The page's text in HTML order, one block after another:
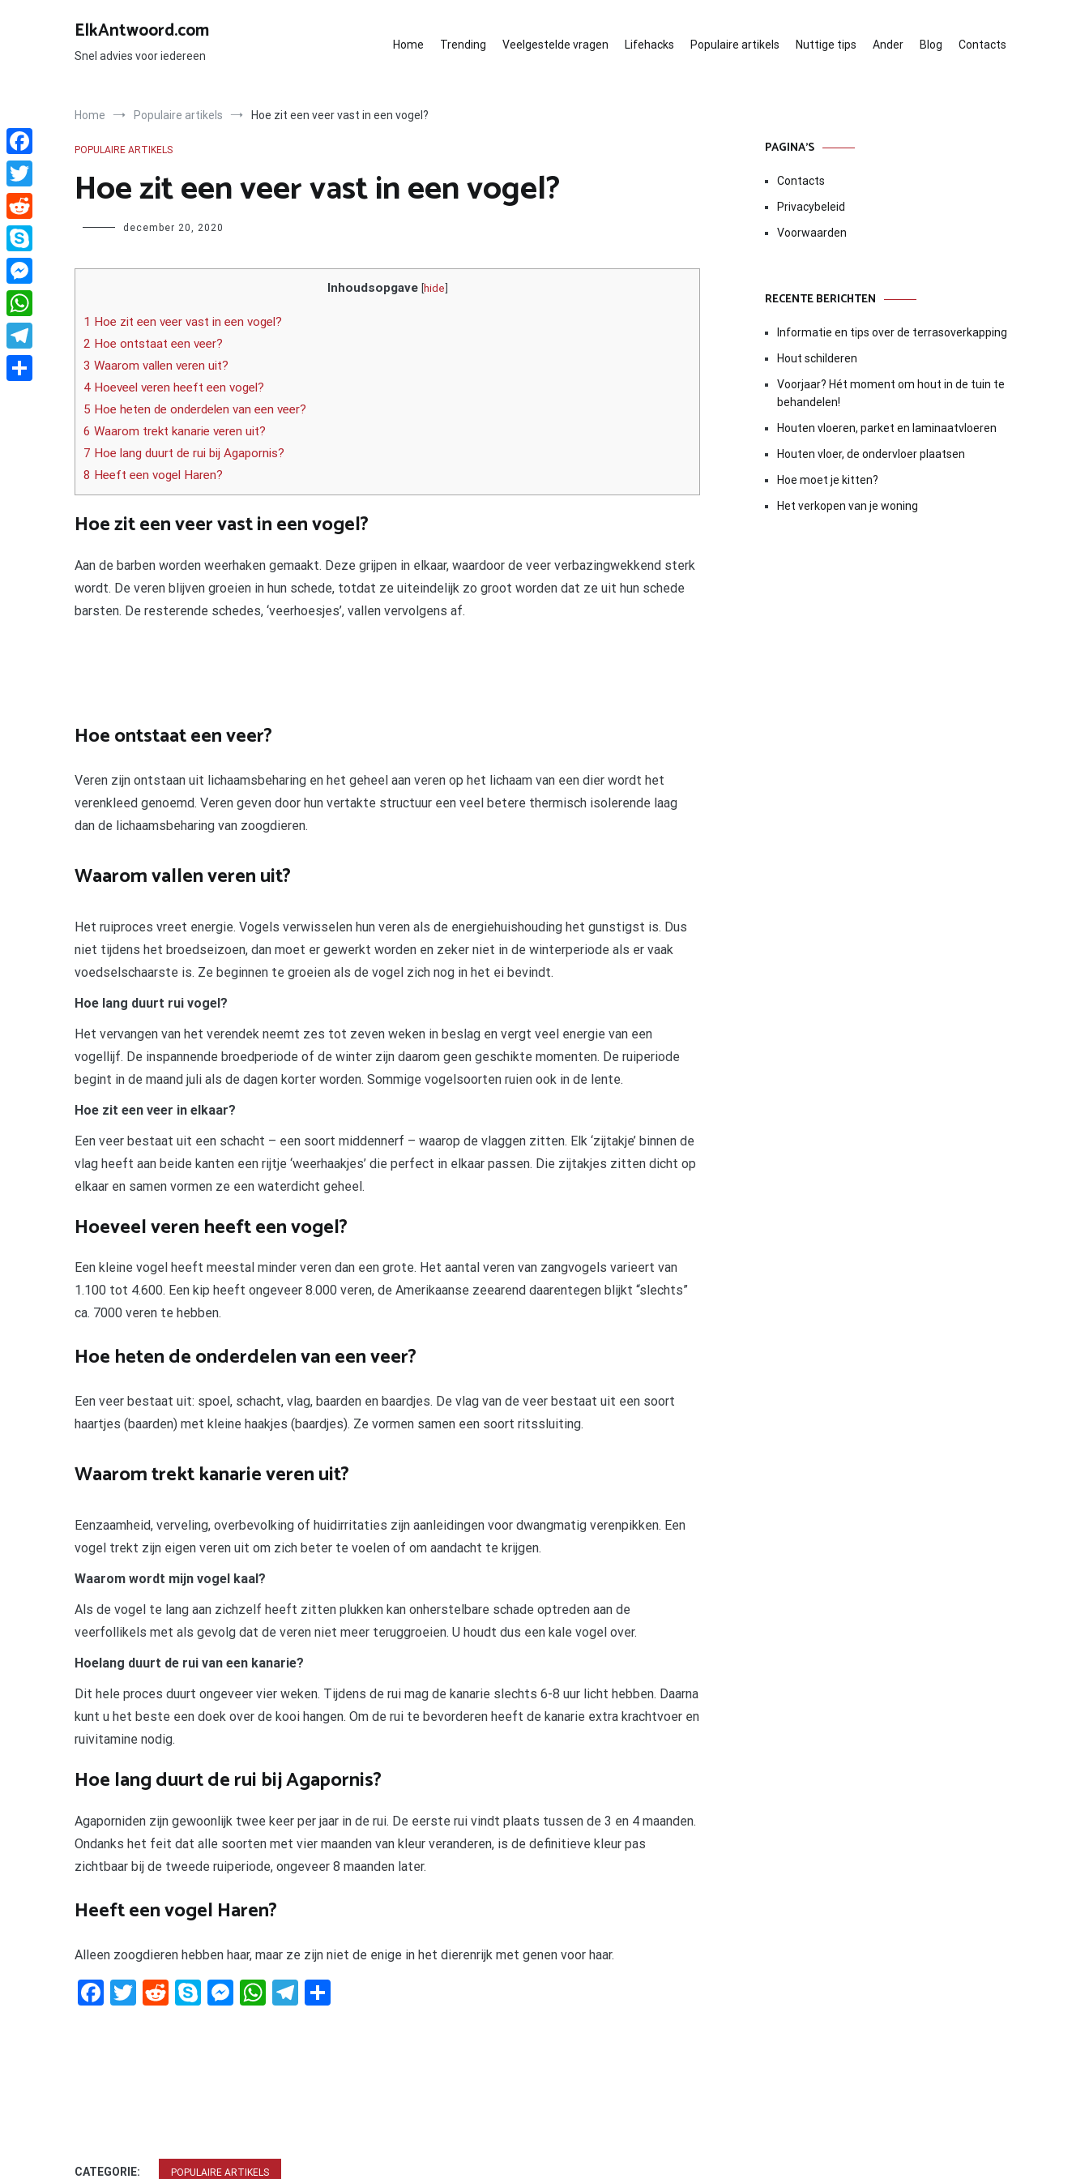
ElkAntwoord.com
Snel advies voor iedereen
Home Trending Veelgestelde vragen Lifehacks Populaire artikels Nuttige tips Ander Blog Contacts
Home Populaire artikels Hoe zit een veer vast in een vogel?
POPULAIRE ARTIKELS
Hoe zit een veer vast in een vogel?
Author december 20, 2020
Inhoudsopgave [hide]
1 Hoe zit een veer vast in een vogel?
2 Hoe ontstaat een veer?
3 Waarom vallen veren uit?
4 Hoeveel veren heeft een vogel?
5 Hoe heten de onderdelen van een veer?
6 Waarom trekt kanarie veren uit?
7 Hoe lang duurt de rui bij Agapornis?
8 Heeft een vogel Haren?
Hoe zit een veer vast in een vogel?
Aan de barben worden weerhaken gemaakt. Deze grijpen in elkaar, waardoor de veer verbazingwekkend sterk
wordt. De veren blijven groeien in hun schede, totdat ze uiteindelijk zo groot worden dat ze uit hun schede
barsten. De resterende schedes, ‘veerhoesjes’, vallen vervolgens af.
Hoe ontstaat een veer?
Veren zijn ontstaan uit lichaamsbeharing en het geheel aan veren op het lichaam van een dier wordt het
verenkleed genoemd. Veren geven door hun vertakte structuur een veel betere thermisch isolerende laag
dan de lichaamsbeharing van zoogdieren.
Waarom vallen veren uit?
Het ruiproces vreet energie. Vogels verwisselen hun veren als de energiehuishouding het gunstigst is. Dus
niet tijdens het broedseizoen, dan moet er gewerkt worden en zeker niet in de winterperiode als er vaak
voedselschaarste is. Ze beginnen te groeien als de vogel zich nog in het ei bevindt.
Hoe lang duurt rui vogel?
Het vervangen van het verendek neemt zes tot zeven weken in beslag en vergt veel energie van een
vogellijf. De inspannende broedperiode of de winter zijn daarom geen geschikte momenten. De ruiperiode
begint in de maand juli als de dagen korter worden. Sommige vogelsoorten ruien ook in de lente.
Hoe zit een veer in elkaar?
Een veer bestaat uit een schacht – een soort middennerf – waarop de vlaggen zitten. Elk ‘zijtakje’ binnen de
vlag heeft aan beide kanten een rijtje ‘weerhaakjes’ die perfect in elkaar passen. Die zijtakjes zitten dicht op
elkaar en samen vormen ze een waterdicht geheel.
Hoeveel veren heeft een vogel?
Een kleine vogel heeft meestal minder veren dan een grote. Het aantal veren van zangvogels varieert van
1.100 tot 4.600. Een kip heeft ongeveer 8.000 veren, de Amerikaanse zeearend daarentegen blijkt “slechts”
ca. 7000 veren te hebben.
Hoe heten de onderdelen van een veer?
Een veer bestaat uit: spoel, schacht, vlag, baarden en baardjes. De vlag van de veer bestaat uit een soort
haartjes (baarden) met kleine haakjes (baardjes). Ze vormen samen een soort ritssluiting.
Waarom trekt kanarie veren uit?
Eenzaamheid, verveling, overbevolking of huidirritaties zijn aanleidingen voor dwangmatig verenpikken. Een
vogel trekt zijn eigen veren uit om zich beter te voelen of om aandacht te krijgen.
Waarom wordt mijn vogel kaal?
Als de vogel te lang aan zichzelf heeft zitten plukken kan onherstelbare schade optreden aan de
veerfollikels met als gevolg dat de veren niet meer teruggroeien. U houdt dus een kale vogel over.
Hoelang duurt de rui van een kanarie?
Dit hele proces duurt ongeveer vier weken. Tijdens de rui mag de kanarie slechts 6-8 uur licht hebben. Daarna
kunt u het beste een doek over de kooi hangen. Om de rui te bevorderen heeft de kanarie extra krachtvoer en
ruivitamine nodig.
Hoe lang duurt de rui bij Agapornis?
Agaporniden zijn gewoonlijk twee keer per jaar in de rui. De eerste rui vindt plaats tussen de 3 en 4 maanden.
Ondanks het feit dat alle soorten met vier maanden van kleur veranderen, is de definitieve kleur pas
zichtbaar bij de tweede ruiperiode, ongeveer 8 maanden later.
Heeft een vogel Haren?
Alleen zoogdieren hebben haar, maar ze zijn niet de enige in het dierenrijk met genen voor haar.
Facebook
Twitter
RedditSkypeMessenger
WhatsApp
Telegram
CATEGORIE: POPULAIRE ARTIKELS
PAGINA’S
Contacts
Privacybeleid
Voorwaarden
RECENTE BERICHTEN
Informatie en tips over de terrasoverkapping
Hout schilderen
Voorjaar? Hét moment om hout in de tuin te
behandelen!
Houten vloeren, parket en laminaatvloeren
Houten vloer, de ondervloer plaatsen
Hoe moet je kitten?
Het verkopen van je woning
Facebook
Twitter
Reddit
Skype
Messenger
WhatsApp
Telegram